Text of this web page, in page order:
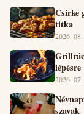
Csirke
titka
2026. 08.
lépésre
2026. 07.
szavak